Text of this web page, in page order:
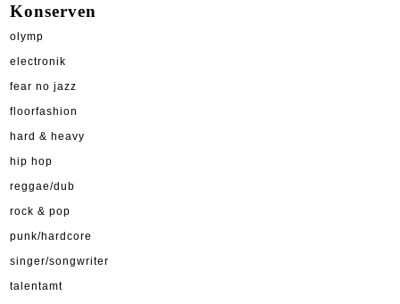
Konserven
olymp
electronik
fear no jazz
floorfashion
hard & heavy
hip hop
reggae/dub
rock & pop
punk/hardcore
singer/songwriter
talentamt